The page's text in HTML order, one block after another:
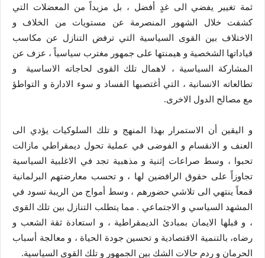
ثمة تغيير يفضي الى غدٍ أفضل ، بل مزيداً من المعضلات التي
كشفت خلال الشهور المنصرمة عن مستويات من الخلاف و
الاختلاف بين القوى السياسية التي ترفض التنازل عن مكاسب
قياداتها الشخصية و هيمنتها على جمهور مغترب سياسياً ، عزف عن
المشاركة السياسية ، لاهمال تلك القوى لحاجاته الاساسية و
تطالعاته الانسانية ، التي أغتصبها الفساد و سوء الادارة و التواطؤ
مع مصالح الدول الاخرى.
و اليقين أن الاستمرار بهذا المنهج و تلك السلوكيات يؤدي الى
العنف و الانقسام و الفوضى في عملية تحول ديمقراطي مازالت
تحبوا ، وسط صراعات إثنية و مذهبية تجد في الاغلبية السياسية
تجاوزاً على حقوق الرافضين لها ، و تحسب معارضتهم البرلمانية
قمعاً ينتهي الى تلاشي حضورهم ، وسط أمواج من الريبة تسود في
المشهد السياسي و الاجتماعي . مما يتطلب التنازل بين تلك القوى
، و قبلها الايمان بمبادئ الديمقراطية ، و استعادة ثقة الشعب و
رضاه، بالتنمية الاقتصادية و تحسين جودة الحياة ، و معالجة أسباب
الحرمان و ردم حالات الشك بين الجمهور و تلك القوى السياسية.